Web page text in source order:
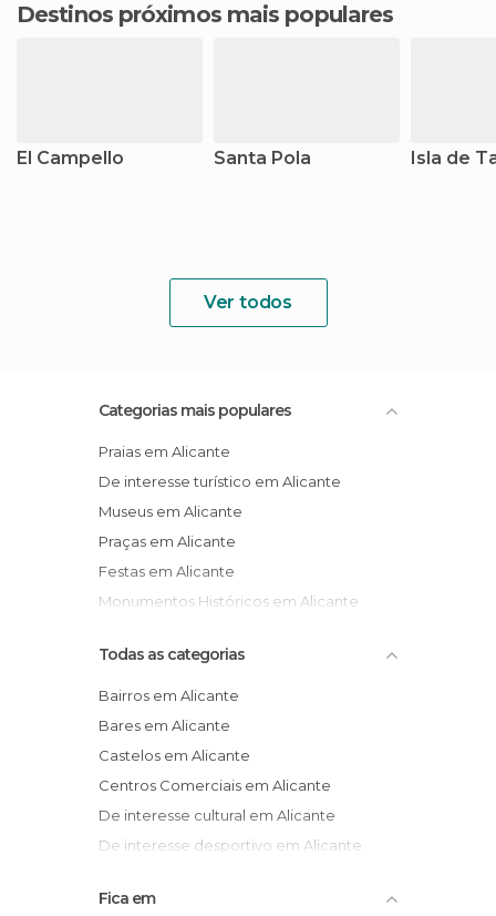
Destinos próximos mais populares
El Campello Santa Pola Isla de
Ver todos
Categorias mais populares
Praias em Alicante
De interesse turístico em Alicante
Museus em Alicante
Praças em Alicante
Festas em Alicante
Monumentos Históricos em Alicante
Todas as categorias
Bairros em Alicante
Bares em Alicante
Castelos em Alicante
Centros Comerciais em Alicante
De interesse cultural em Alicante
De interesse desportivo em Alicante
Enseadas em Alicante
Fica em